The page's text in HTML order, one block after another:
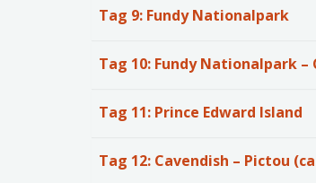
Tag 9: Fundy Nationalpark
Tag 10: Fundy Nationalpark –
Tag 11: Prince Edward Island
Tag 12: Cavendish – Pictou